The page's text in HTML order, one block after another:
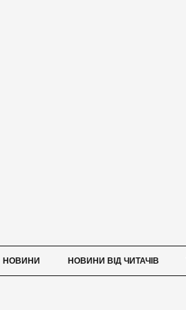
НОВИНИ НОВИНИ ВІД ЧИТАЧІВ